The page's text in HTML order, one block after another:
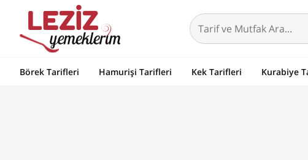
Börek Tarifleri Hamurişi Tarifleri Kek Tarifleri Kurabiye